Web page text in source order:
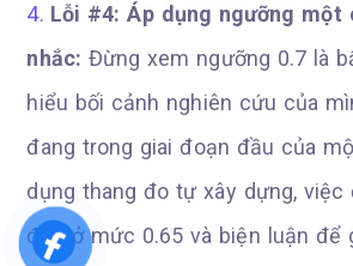
Lỗi #4: Áp dụng ngưỡng một
nhắc: Đừng xem ngưỡng 0.7 là
hiểu bối cảnh nghiên cứu của
đang trong giai đoạn đầu của
dụng thang đo tự xây dựng, việc
đầu ở mức 0.65 và biện luận để